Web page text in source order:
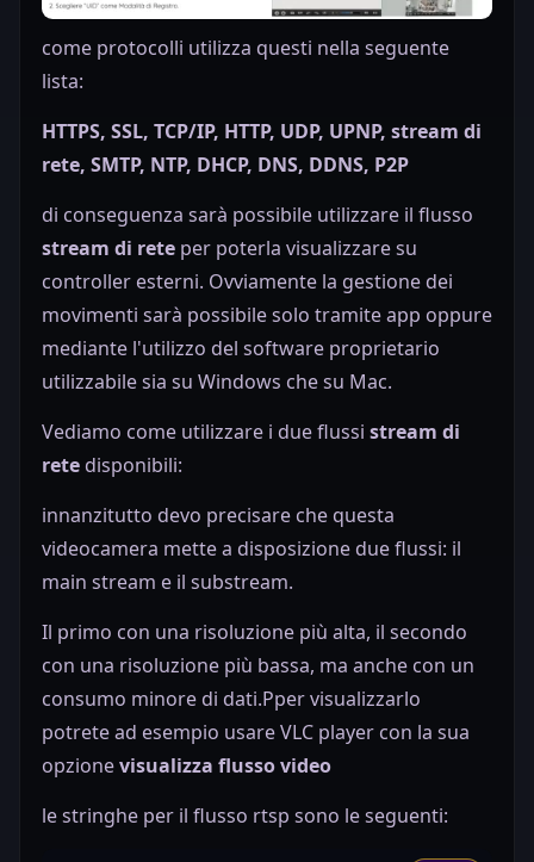
come protocolli utilizza questi nella seguente
lista:
HTTPS, SSL, TCP/IP, HTTP, UDP, UPNP, stream di
rete, SMTP, NTP, DHCP, DNS, DDNS, P2P
di conseguenza sarà possibile utilizzare il flusso
stream di rete per poterla visualizzare su
controller esterni. Ovviamente la gestione dei
movimenti sarà possibile solo tramite app oppure
mediante l'utilizzo del software proprietario
utilizzabile sia su Windows che su Mac.
Vediamo come utilizzare i due flussi stream di
rete disponibili:
innanzitutto devo precisare che questa
videocamera mette a disposizione due flussi: il
main stream e il substream.
Il primo con una risoluzione più alta, il secondo
con una risoluzione più bassa, ma anche con un
consumo minore di dati.Pper visualizzarlo
potrete ad esempio usare VLC player con la sua
opzionevisualizza flusso video
le stringhe per il flusso rtsp sono le seguenti: